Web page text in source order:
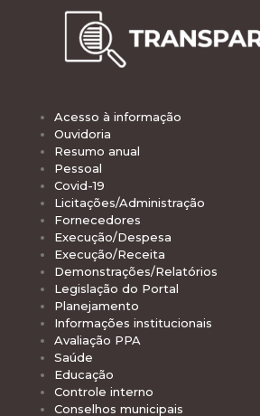
Acesso à informação
Ouvidoria
Resumo anual
Pessoal
Covid-19
Licitações/Administração
Fornecedores
Execução/Despesa
Execução/Receita
Demonstrações/Relatórios
Legislação do Portal
Planejamento
Informações institucionais
Avaliação PPA
Saúde
Educação
Controle interno
Conselhos municipais